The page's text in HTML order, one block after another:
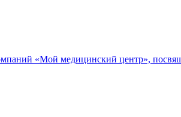
«Мой медицинский центр»,